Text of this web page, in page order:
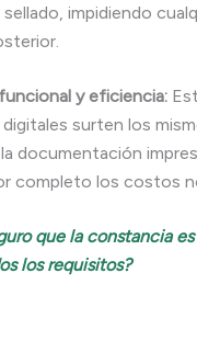
impidiendo
y eficiencia:
surten los
documentación
completo los costos
que la constancia
los requisitos?